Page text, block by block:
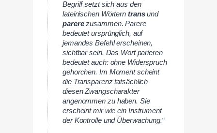
Begriff setzt sich aus den
lateinischen Wörtern transund
parerezusammen. Parere
bedeutet ursprünglich, auf
jemandes Befehl erscheinen,
sichtbar sein. Das Wort parieren
bedeutet auch: ohne Widerspruch
gehorchen. Im Moment scheint
die Transparenz tatsächlich
diesen Zwangscharakter
angenommen zu haben. Sie
erscheint mir wie ein Instrument
der Kontrolle und Überwachung.“